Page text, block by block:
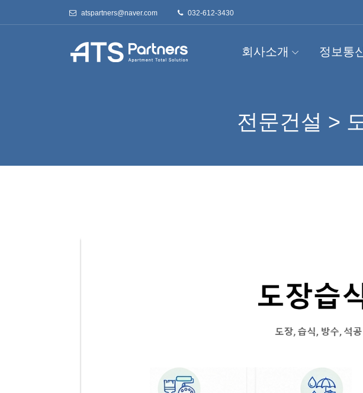
atspartners@naver.com 032-612-3430
회사소개 정보통
전문건설 >